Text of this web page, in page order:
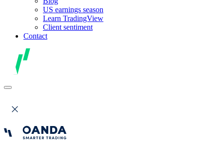
US earnings season
Learn TradingView
Client sentiment
Contact